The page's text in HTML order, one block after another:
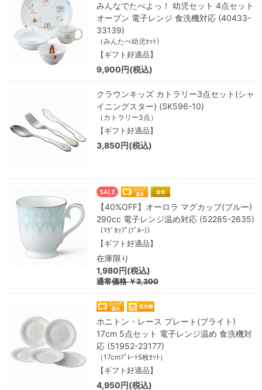
みんなでたべよっ！ 幼児セット 4点セット
オーブン 電子レンジ 食洗機対応 (40433-
33139)
（みんたべ幼児ｾｯﾄ）
【ギフト好適品】
9,900円(税込)
クラウンキッズ カトラリー3点セット(シャ
イニングスター) (SK596-10)
（カトラリー3点）
【ギフト好適品】
3,850円(税込)
【40%OFF】オーロラ マグカップ(ブルー)
290cc 電子レンジ温め対応 (52285-2635)
（ﾏｸﾞｶｯﾌﾟ(ﾌﾞﾙｰ)）
【ギフト好適品】
在庫限り
1,980円(税込)
通常価格￥3,300
ホニトン・レース プレート(ブライト)
17cm 5点セット 電子レンジ温め 食洗機対
応 (51952-23177)
（17cmﾌﾟﾚｰﾄ5枚ｾｯﾄ）
【ギフト好適品】
4,950円(税込)